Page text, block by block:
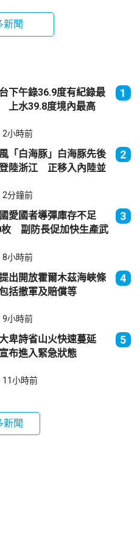
新聞
下午錄36.9度有紀錄最
上水39.8度境內最高
1
2小時前
「白海豚」白海豚先後
陸浙江 正移入內陸並
2
2分鐘前
愛國者導彈庫存不足
枚 副防長促加快生產武
3
8小時前
出開放霍爾木茲海峽條
括撤軍及賠償等
4
9小時前
卑詩省山火快速蔓延
布進入緊急狀態
5
11小時前
新聞